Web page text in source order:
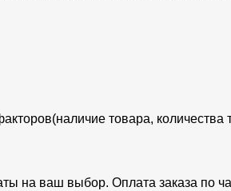
товара,
на ваш выбор. Оплата заказа по